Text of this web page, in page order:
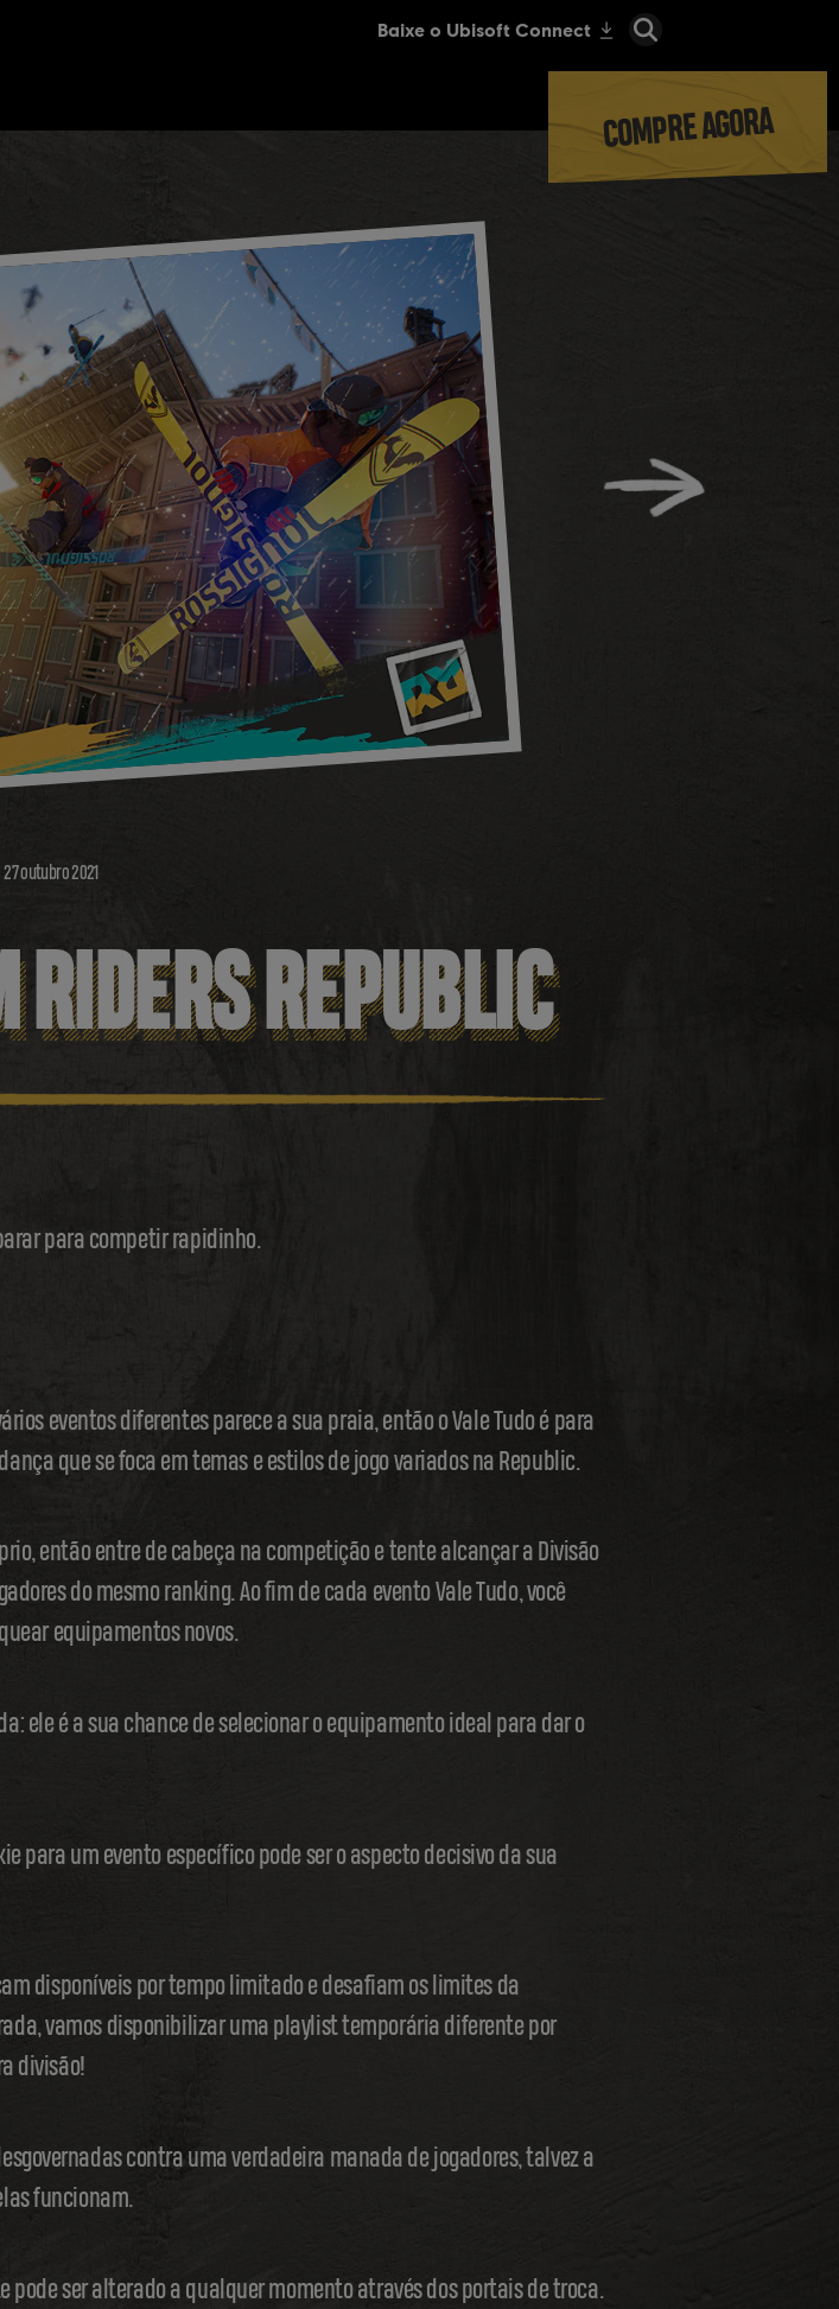
COMPRE AGORA
27outubro2021
RIDERS REPUBLIC
para competir rapidinho.
eventos diferentes parece a sua praia, então o Vale Tudo é para
que se foca em temas e estilos de jogo variados na Republic.
então entre de cabeça na competição e tente alcançar a Divisão
do mesmo ranking. Ao fim de cada evento Vale Tudo, você
equipamentos novos.
ele é a sua chance de selecionar o equipamento ideal para dar o
para um evento específico pode ser o aspecto decisivo da sua
disponíveis por tempo limitado e desafiam os limites da
vamos disponibilizar uma playlist temporária diferente por
divisão!
contra uma verdadeira manada de jogadores, talvez a
funcionam.
pode ser alterado a qualquer momento através dos portais de troca.